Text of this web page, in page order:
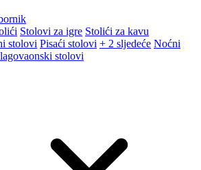
Stolovi za igre Stolići za kavu
stolovi Pisaći stolovi + 2 sljedeće Noćni
stolovi